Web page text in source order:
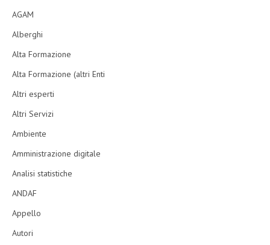
AGAM
Alberghi
Alta Formazione
Alta Formazione (altri Enti
Altri esperti
Altri Servizi
Ambiente
Amministrazione digitale
Analisi statistiche
ANDAF
Appello
Autori